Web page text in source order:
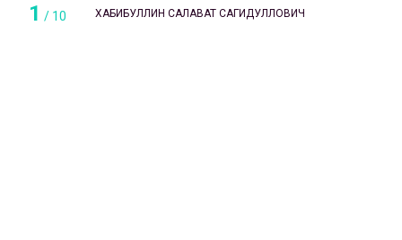
1 / 10 ХАБИБУЛЛИН САЛАВАТ САГИДУЛЛОВИЧ